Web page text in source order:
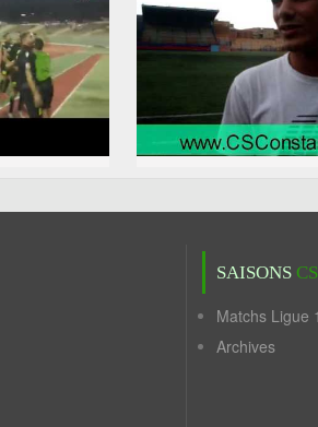
SAISONS
Matchs Ligue
Archives